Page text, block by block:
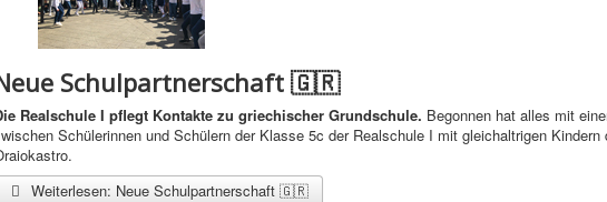
Schulpartnerschaft 🇬🇷
Realschule I pflegt Kontakte zu griechischer Grundschule. Begonnen hat alles mit
Schülerinnen und Schülern der Klasse 5c der Realschule I mit gleichaltrigen Kindern
Weiterlesen: Neue Schulpartnerschaft 🇬🇷